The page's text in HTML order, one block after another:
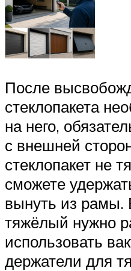
После
стеклопакета
на него,
с внешней
стеклопакет не
сможете
вынуть из рамы.
тяжёлый нужно
использовать
держатели для